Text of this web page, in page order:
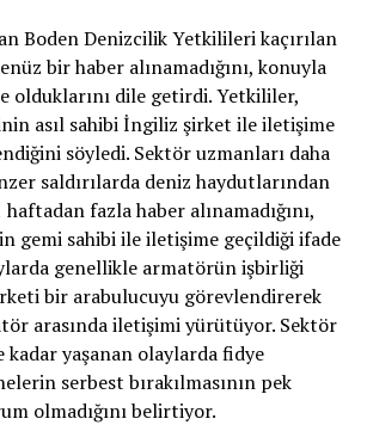
Boden Denizcilik Yetkilileri kaçırılan
bir haber alınamadığını, konuyla
olduklarını dile getirdi. Yetkililer,
asıl sahibi İngiliz şirket ile iletişime
söyledi. Sektör uzmanları daha
saldırılarda deniz haydutlarından
fazla haber alınamadığını,
gemi sahibi ile iletişime geçildiği ifade
genellikle armatörün işbirliği
bir arabulucuyu görevlendirerek
arasında iletişimi yürütüyor. Sektör
yaşanan olaylarda fidye
serbest bırakılmasının pek
olmadığını belirtiyor.